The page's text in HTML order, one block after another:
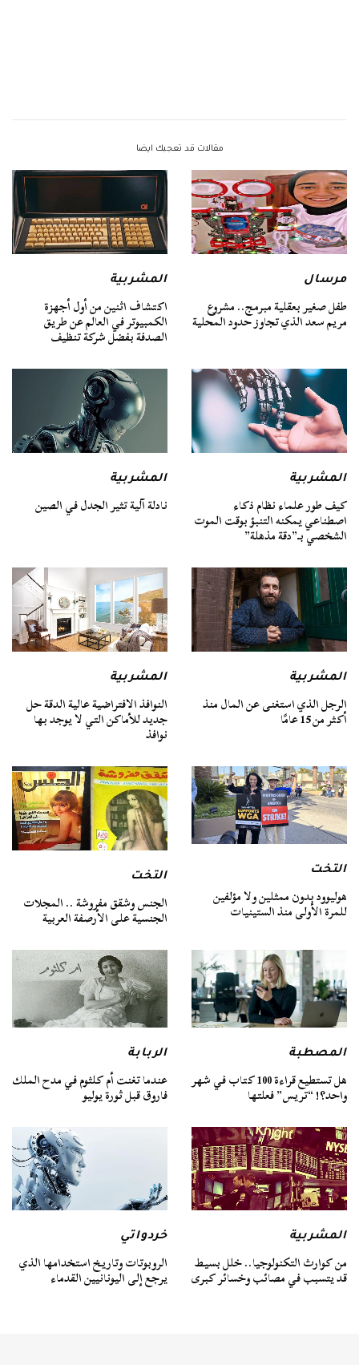
مقالات قد تعجبك ايضا
مرسال
طفل صغير بعقلية مبرمج.. مشروع
مريم سعد الذي تجاوز حدود المحلية
المشربية
اكتشاف اثنين من أول أجهزة
الكمبيوتر في العالم عن طريق
الصدفة بفضل شركة تنظيف
المشربية
كيف طور علماء نظام ذكاء
اصطناعي يمكنه التنبؤ بوقت الموت
الشخصي بـ”دقة مذهلة”
المشربية
نادلة آلية تثير الجدل في الصين
المشربية
الرجل الذي استغنى عن المال منذ
أكثر من 15 عامًا
المشربية
النوافذ الافتراضية عالية الدقة حل
جديد للأماكن التي لا يوجد بها
نوافذ
التخت
هوليوود بدون ممثلين ولا مؤلفين
للمرة الأولى منذ الستينيات
التخت
الجنس وشقق مفروشة .. المجلات
الجنسية على الأرصفة العربية
المصطبة
هل تستطيع قراءة 100 كتاب في شهر
واحد؟! “تريس” فعلتها
الربابة
عندما تغنت أم كلثوم في مدح الملك
فاروق قبل ثورة يوليو
المشربية
من كوارث التكنولوجيا.. خلل بسيط
قد يتسبب في مصائب وخسائر كبرى
خردواتي
الروبوتات وتاريخ استخدامها الذي
يرجع إلى اليونانيين القدماء